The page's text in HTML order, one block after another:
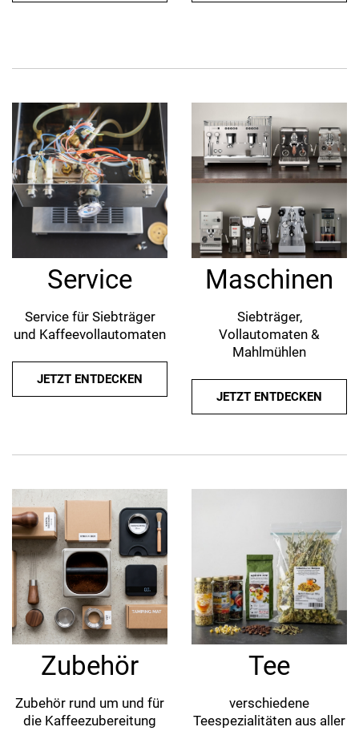
Service
Service für Siebträger
und Kaffeevollautomaten
JETZT ENTDECKEN
Maschinen
Siebträger,
Vollautomaten &
Mahlmühlen
JETZT ENTDECKEN
Zubehör
Zubehör rund um und für
die Kaffeezubereitung
Tee
verschiedene
Teespezialitäten aus aller